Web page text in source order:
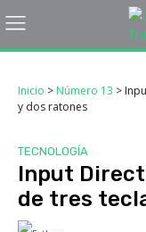
Inicio > Número 13 >
y dos ratones
TECNOLOGÍA
Input
de tres